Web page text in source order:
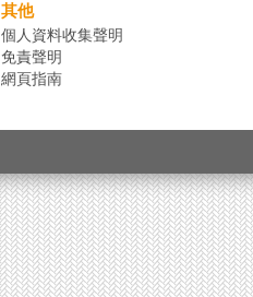
其他
個人資料收集聲明
免責聲明
網頁指南